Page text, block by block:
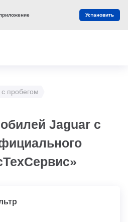
пробегом
Jaguar с
Установить